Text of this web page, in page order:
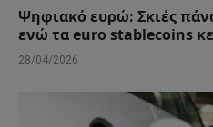
Ψηφιακό ευρώ: Σκιές
ενώ τα euro stablecoins
28/04/2026